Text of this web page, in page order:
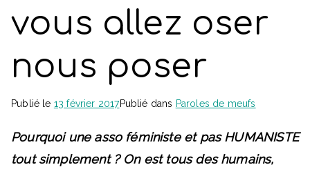
vous allez oser
nous poser
Publié le 13 février 2017Publié dans Paroles de meufs
Pourquoi une asso féministe et pas HUMANISTE
tout simplement ? On est tous des humains,